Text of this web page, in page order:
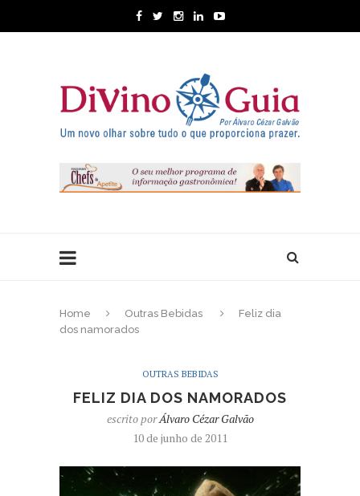
Home Outras Bebidas
Feliz dia
dos namorados
OUTRAS BEBIDAS
FELIZ DIA DOS NAMORADOS
escrito porÁlvaro Cézar Galvão
10 de junho de 2011